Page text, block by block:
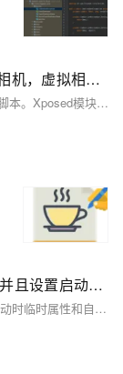
安卓虚拟摄像头过人脸，免root虚拟hook相机，虚拟相机hook版【jar】
两种Hook Android相机的方法：Xposed模块和Frida脚本。Xposed模块需要安装在已root的设备
Spring运维之boot项目打包jar和插件运行并且设置启动时临时属性和自定义配置文件
Spring运维之boot项目打包jar和插件运行并且设置启动时临时属性和自定义配置文件